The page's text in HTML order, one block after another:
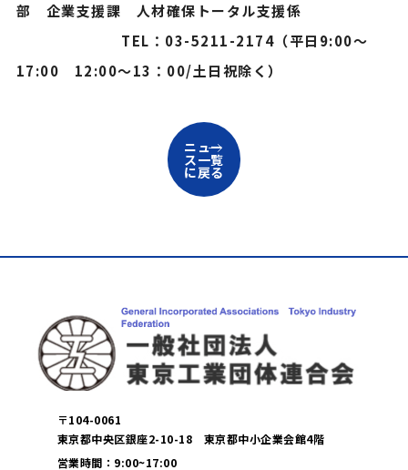
部 企業支援課 人材確保トータル支援係
TEL：03-5211-2174（平日9:00〜
17:00 12:00〜13：00/土日祝除く）
ニュー
ス一覧
に戻る
〒104-0061
東京都中央区銀座2-10-18 東京都中小企業会館4階
営業時間：9:00~17:00